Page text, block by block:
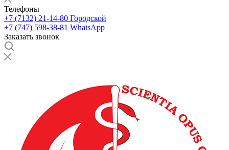
Телефоны
+7 (7132) 21-14-80 Городской
+7 (747) 598-38-81 WhatsApp
Заказать звонок